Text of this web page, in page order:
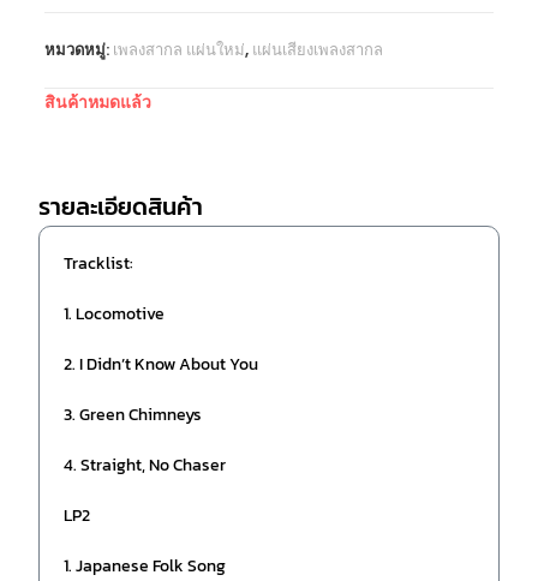
หมวดหมู่: เพลงสากล แผ่นใหม่, แผ่นเสียงเพลงสากล
สินค้าหมดแล้ว
รายละเอียดสินค้า
Tracklist:
1. Locomotive
2. I Didn’t Know About You
3. Green Chimneys
4. Straight, No Chaser
LP2
1. Japanese Folk Song